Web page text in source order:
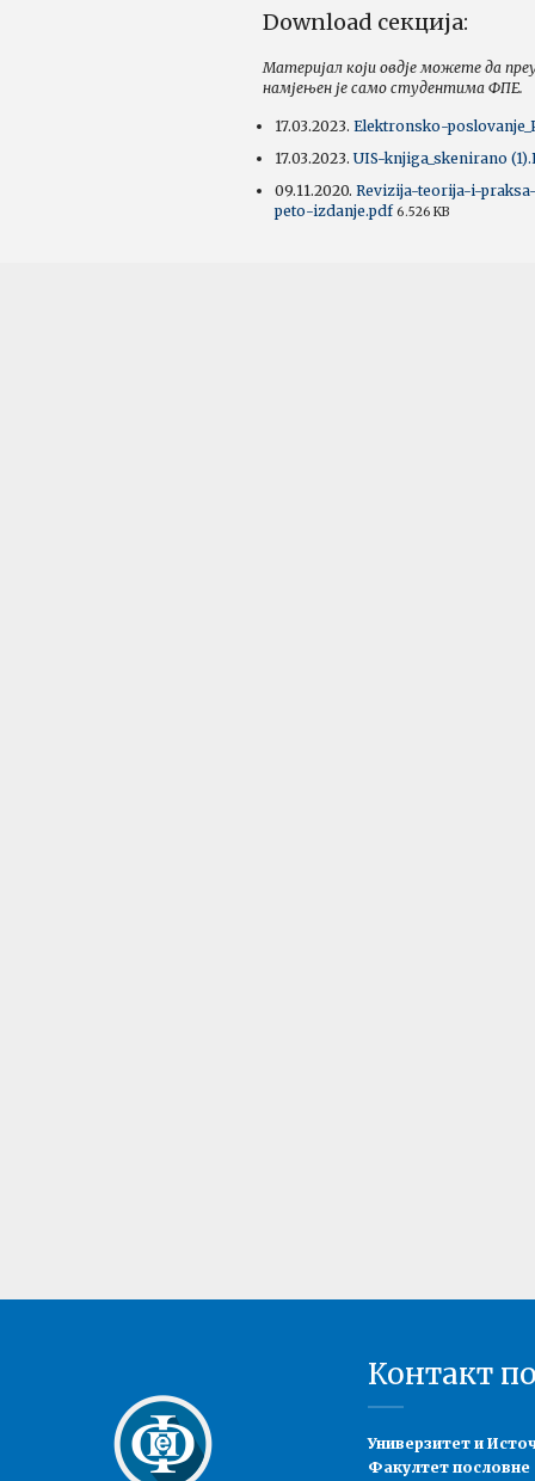
Download секција:
Материјал који овдје можете да
намјењен је само студентима ФПЕ.
17.03.2023. Elektronsko-
17.03.2023. UIS-knjiga_skenirano
09.11.2020. Revizija-teorija-i-
peto-izdanje.pdf 6.526 KB
Контакт
Универзитет и
Факултет пословне